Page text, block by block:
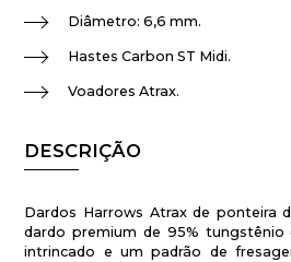
Diâmetro: 6,6 mm.
Hastes Carbon ST Midi.
Voadores Atrax.
DESCRIÇÃO
Dardos Harrows Atrax de ponteira
dardo premium de 95% tungstênio
intrincado e um padrão de